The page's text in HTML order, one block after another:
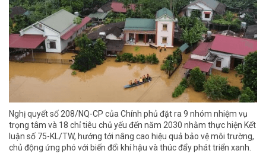
Nghị quyết số 208/NQ-CP của Chính phủ đặt ra 9 nhóm nhiệm vụ
trọng tâm và 18 chỉ tiêu chủ yếu đến năm 2030 nhằm thực hiện Kết
luận số 75-KL/TW, hướng tới nâng cao hiệu quả bảo vệ môi trường,
chủ động ứng phó với biến đổi khí hậu và thúc đẩy phát triển xanh.